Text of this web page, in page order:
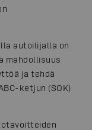
autoilijalla on
mahdollisuus
ja tehdä
ketjun (SOK)